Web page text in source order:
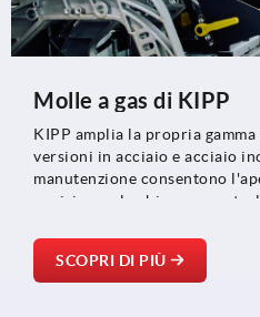
Molle a gas di KIPP
KIPP amplia la propria
versioni in acciaio e acciaio
manutenzione consentono
posizione e la chiusura
costruzione di macchine, della
costruzione di veicoli e
SCOPRI DI PIÙ